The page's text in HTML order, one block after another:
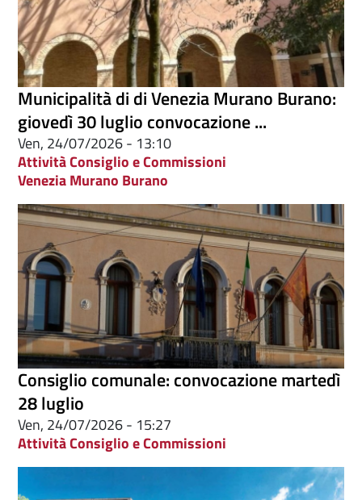
Municipalità di di Venezia Murano Burano:
giovedì 30 luglio convocazione ...
Ven, 24/07/2026 - 13:10
Attività Consiglio e Commissioni
Venezia Murano Burano
Consiglio comunale: convocazione martedì
28 luglio
Ven, 24/07/2026 - 15:27
Attività Consiglio e Commissioni